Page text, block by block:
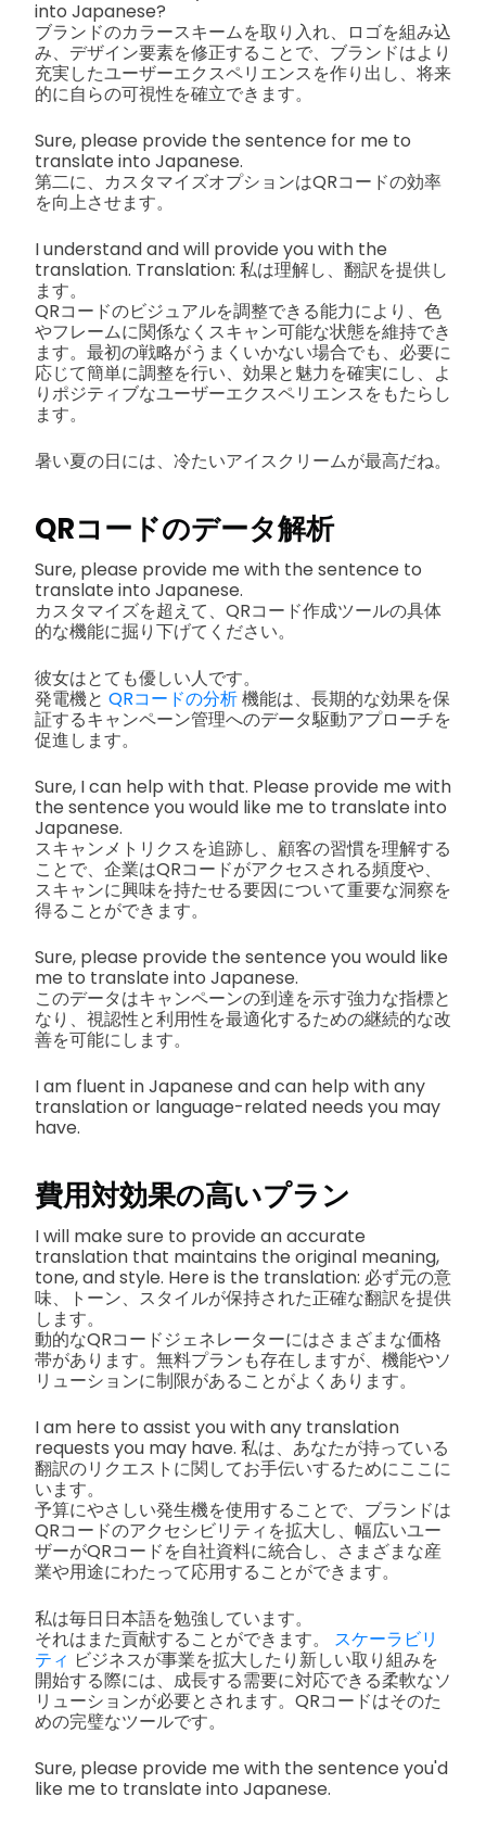
into Japanese?
ブランドのカラースキームを取り入れ、ロゴを組み込
み、デザイン要素を修正することで、ブランドはより
充実したユーザーエクスペリエンスを作り出し、将来
的に自らの可視性を確立できます。
Sure, please provide the sentence for me to
translate into Japanese.
第二に、カスタマイズオプションはQRコードの効率
を向上させます。
I understand and will provide you with the
translation. Translation: 私は理解し、翻訳を提供し
ます。
QRコードのビジュアルを調整できる能力により、色
やフレームに関係なくスキャン可能な状態を維持でき
ます。最初の戦略がうまくいかない場合でも、必要に
応じて簡単に調整を行い、効果と魅力を確実にし、よ
りポジティブなユーザーエクスペリエンスをもたらし
ます。
暑い夏の日には、冷たいアイスクリームが最高だね。
QRコードのデータ解析
Sure, please provide me with the sentence to
translate into Japanese.
カスタマイズを超えて、QRコード作成ツールの具体
的な機能に掘り下げてください。
彼女はとても優しい人です。
発電機と QRコードの分析機能は、長期的な効果を保
証するキャンペーン管理へのデータ駆動アプローチを
促進します。
Sure, I can help with that. Please provide me with
the sentence you would like me to translate into
Japanese.
スキャンメトリクスを追跡し、顧客の習慣を理解する
ことで、企業はQRコードがアクセスされる頻度や、
スキャンに興味を持たせる要因について重要な洞察を
得ることができます。
Sure, please provide the sentence you would like
me to translate into Japanese.
このデータはキャンペーンの到達を示す強力な指標と
なり、視認性と利用性を最適化するための継続的な改
善を可能にします。
I am fluent in Japanese and can help with any
translation or language-related needs you may
have.
費用対効果の高いプラン
I will make sure to provide an accurate
translation that maintains the original meaning,
tone, and style. Here is the translation: 必ず元の意
味、トーン、スタイルが保持された正確な翻訳を提供
します。
動的なQRコードジェネレーターにはさまざまな価格
帯があります。無料プランも存在しますが、機能やソ
リューションに制限があることがよくあります。
I am here to assist you with any translation
requests you may have. 私は、あなたが持っている
翻訳のリクエストに関してお手伝いするためにここに
います。
予算にやさしい発生機を使用することで、ブランドは
QRコードのアクセシビリティを拡大し、幅広いユー
ザーがQRコードを自社資料に統合し、さまざまな産
業や用途にわたって応用することができます。
私は毎日日本語を勉強しています。
それはまた貢献することができます。 スケーラビリ
ティ ビジネスが事業を拡大したり新しい取り組みを
開始する際には、成長する需要に対応できる柔軟なソ
リューションが必要とされます。QRコードはそのた
めの完璧なツールです。
Sure, please provide me with the sentence you'd
like me to translate into Japanese.